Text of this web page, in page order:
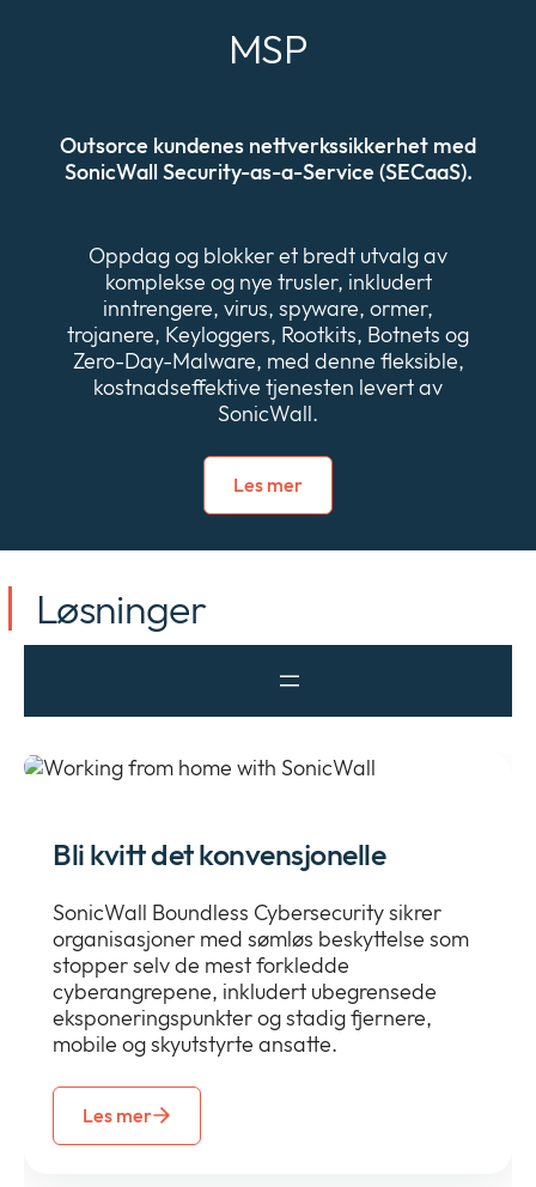
MSP
Outsorce kundenes nettverkssikkerhet med
SonicWall Security-as-a-Service (SECaaS).
Oppdag og blokker et bredt utvalg av
komplekse og nye trusler, inkludert
inntrengere, virus, spyware, ormer,
trojanere, Keyloggers, Rootkits, Botnets og
Zero-Day-Malware, med denne fleksible,
kostnadseffektive tjenesten levert av
SonicWall.
Les mer
Løsninger
Bli kvitt det konvensjonelle
SonicWall Boundless Cybersecurity sikrer
organisasjoner med sømløs beskyttelse som
stopper selv de mest forkledde
cyberangrepene, inkludert ubegrensede
eksponeringspunkter og stadig fjernere,
mobile og skyutstyrte ansatte.
Les mer